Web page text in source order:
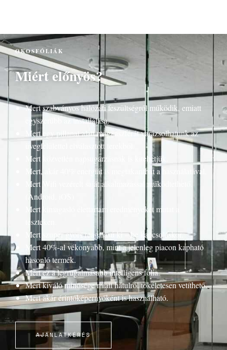
OKOSFÓLIÁK
Miért előnyös?
Mert szabványos hálózati feszültségről működik, emiatt
egyszerűbb az installálása.
Mert egy pillanat alatt magánszférát varázsolhatunk az
üvegfelülettel elválasztott terekből.
Mert közvetlen napsugárzásnak is kitehetjük.
Mert, akár 40% energiát is megtakaríthat a használatával.
Mert Wifi vezérelt saját alkalmazással működtethető.
(Android, iOS)
Mert kimagasló élettartam eredményeket mutat a
teszteken.
Mert szuper gyors reagálású ki – be kapcsoláskor.
Mert 40%-al vékonyabb, mint a jelenleg piacon kapható
hasonló termék.
Mert ez a legrugalmasabb intelligens fólia.
Mert kiváló minősége miatt hátulról tökéletesen vetíthető.
Mert akár érintőképernyőként is használható.
AJÁNLATKÉRÉS